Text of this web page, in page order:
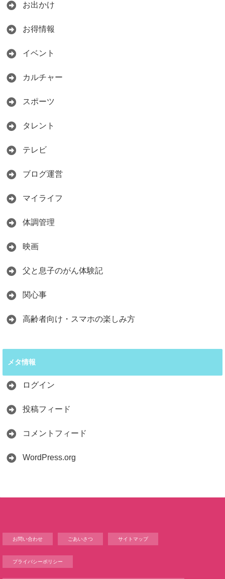
お出かけ
お得情報
イベント
カルチャー
スポーツ
タレント
テレビ
ブログ運営
マイライフ
体調管理
映画
父と息子のがん体験記
関心事
高齢者向け・スマホの楽しみ方
メタ情報
ログイン
投稿フィード
コメントフィード
WordPress.org
お問い合わせ ごあいさつ サイトマップ
プライバシーポリシー